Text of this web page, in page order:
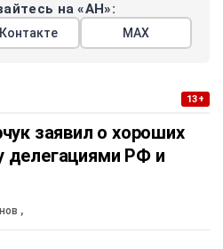
на «АН»:
МАХ
13+
заявил о хороших
РФ и
,